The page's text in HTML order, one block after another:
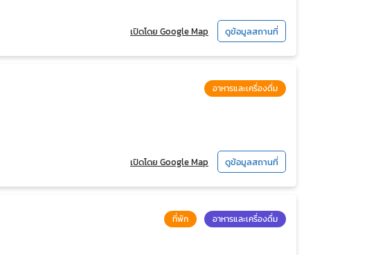
เปิดโดย Google Map ดูข้อมูลสถานที่
อาหารและเครื่องดื่ม
เปิดโดย Google Map ดูข้อมูลสถานที่
ที่พัก อาหารและเครื่องดื่ม